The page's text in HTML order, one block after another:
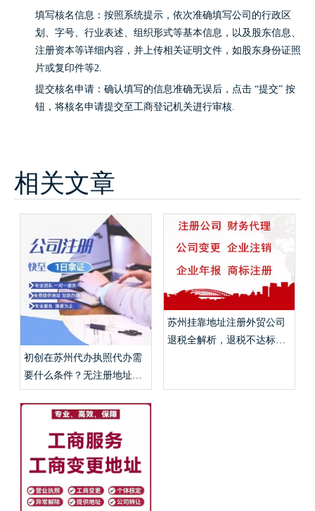
填写核名信息：按照系统提示，依次准确填写公司的行政区
划、字号、行业表述、组织形式等基本信息，以及股东信息、
注册资本等详细内容，并上传相关证明文件，如股东身份证照
片或复印件等2.
提交核名申请：确认填写的信息准确无误后，点击 “提交” 按
钮，将核名申请提交至工商登记机关进行审核.
相关文章
初创在苏州代办执照代办需
要什么条件？无注册地址挂
靠、代账申报费用详解？
苏州挂靠地址注册外贸公司
退税全解析，退税不达标免